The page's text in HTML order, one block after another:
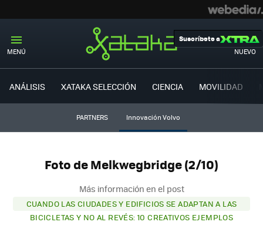
MENÚ NUEVO
Suscríbete a
ANÁLISIS XATAKA SELECCIÓN CIENCIA MOVILIDAD
PARTNERS Innovación Volvo
Foto de Melkwegbridge (2/10)
Más información en el post
CUANDO LAS CIUDADES Y EDIFICIOS SE ADAPTAN A LAS
BICICLETAS Y NO AL REVÉS: 10 CREATIVOS EJEMPLOS